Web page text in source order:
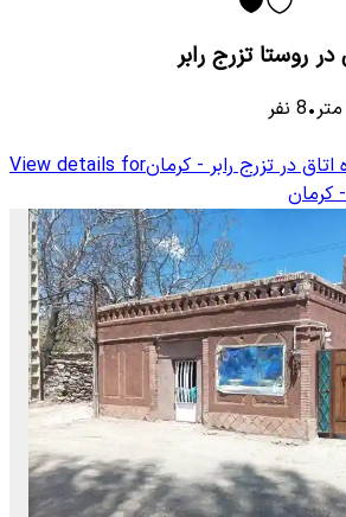
روستا تزرج رابر
متر•
8 نفر
اتاق در تزرج رابر - کرمانView details for
- کرمان